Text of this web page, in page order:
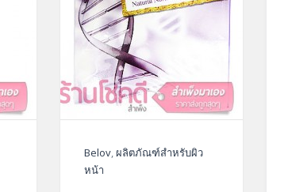
Belov,ผลิตภัณฑ์สำหรับผิว
หน้า